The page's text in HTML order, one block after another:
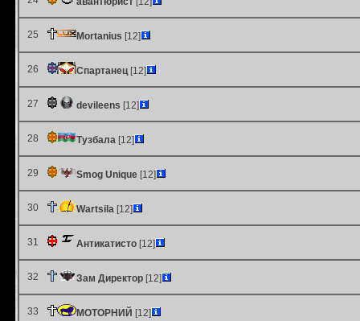
25 Mortanius [12]
26 Спартанец[12]
27 devileens [12]
28 Тузбала [12]
29 Smog Unique [12]
30 Wartsila [12]
31 Антикатисто [12]
32 Зам Директор [12]
33 МОТОРНИЙ [12]